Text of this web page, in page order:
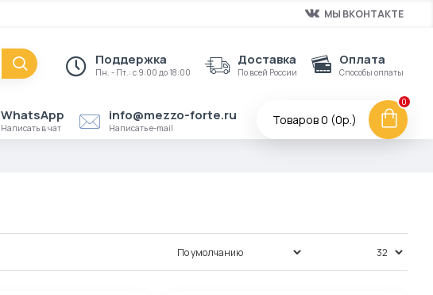
МЫ ВКОНТАКТЕ
Поддержка
Пн. - Пт.: с 9:00 до 18:00
Доставка
По всей России
Оплата
Способы оплаты
WhatsApp
Написать в чат
info@mezzo-forte.ru
Написать e-mail
Товаров 0 (0р.)
0